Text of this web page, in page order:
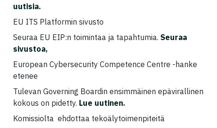
uutisia.
EU ITS Platformin sivusto
Seuraa EU EIP:n toimintaa ja tapahtumia. Seuraa
sivustoa,
European Cybersecurity Competence Centre -hanke
etenee
Tulevan Governing Boardin ensimmäinen epävirallinen
kokous on pidetty. Lue uutinen.
Komissiolta ehdottaa tekoälytoimenpiteitä